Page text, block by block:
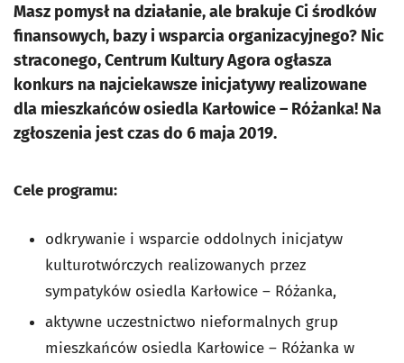
Masz pomysł na działanie, ale brakuje Ci środków
finansowych, bazy i wsparcia organizacyjnego? Nic
straconego, Centrum Kultury Agora ogłasza
konkurs na najciekawsze inicjatywy realizowane
dla mieszkańców osiedla Karłowice – Różanka! Na
zgłoszenia jest czas do 6 maja 2019.
Cele programu:
odkrywanie i wsparcie oddolnych inicjatyw
kulturotwórczych realizowanych przez
sympatyków osiedla Karłowice – Różanka,
aktywne uczestnictwo nieformalnych grup
mieszkańców osiedla Karłowice – Różanka w